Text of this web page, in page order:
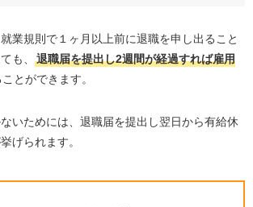
業規則で１ヶ月以上前に退職を申し出ること
も、
退職届を提出し2週間が経過すれば雇用
とができます。
いためには、退職届を提出し翌日から有給休
げられます。